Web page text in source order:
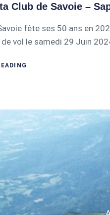
Club de Savoie –
fête ses 50 ans en
vol le samedi 29 Juin